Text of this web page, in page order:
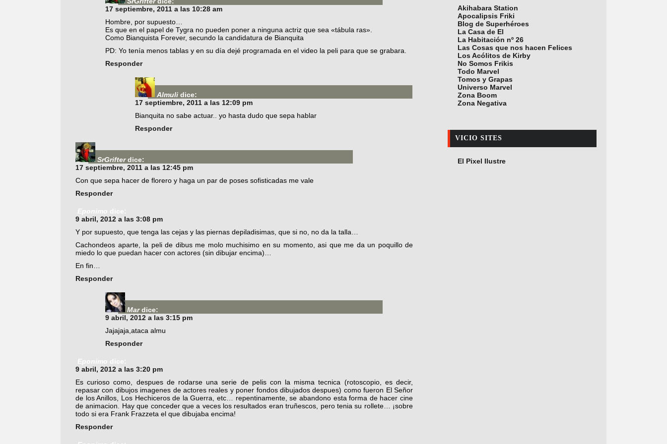
17 septiembre, 2011 a las 10:28 am
Hombre, por supuesto…
Es que en el papel de Tygra no pueden poner a ninguna actriz que sea «tábula ras».
Como Bianquista Forever, secundo la candidatura de Bianquita
PD: Yo tenía menos tablas y en su día dejé programada en el video la peli para que se grabara.
Responder
Almuli dice:
17 septiembre, 2011 a las 12:09 pm
Bianquita no sabe actuar.. yo hasta dudo que sepa hablar
Responder
SrGrifter dice:
17 septiembre, 2011 a las 12:45 pm
Con que sepa hacer de florero y haga un par de poses sofisticadas me vale
Responder
Eponimo dice:
9 abril, 2012 a las 3:08 pm
Y por supuesto, que tenga las cejas y las piernas depiladisimas, que si no, no da la talla…
Cachondeos aparte, la peli de dibus me molo muchisimo en su momento, asi que me da un poquillo de
miedo lo que puedan hacer con actores (sin dibujar encima)…
En fin…
Responder
Mar dice:
9 abril, 2012 a las 3:15 pm
Jajajaja,ataca almu
Responder
Eponimo dice:
9 abril, 2012 a las 3:20 pm
Es curioso como, despues de rodarse una serie de pelis con la misma tecnica (rotoscopio, es decir,
repasar con dibujos imagenes de actores reales y poner fondos dibujados despues) como fueron El Señor
de los Anillos, Los Hechiceros de la Guerra, etc… repentinamente, se abandono esta forma de hacer cine
de animacion. Hay que conceder que a veces los resultados eran truñescos, pero tenia su rollete… ¡sobre
todo si era Frank Frazzeta el que dibujaba encima!
Responder
Akihabara Station
Apocalipsis Friki
Blog de Superhéroes
La Casa de El
La Habitación nº 26
Las Cosas que nos hacen Felices
Los Acólitos de Kirby
No Somos Frikis
Todo Marvel
Tomos y Grapas
Universo Marvel
Zona Boom
Zona Negativa
VICIO SITES
El Pixel Ilustre